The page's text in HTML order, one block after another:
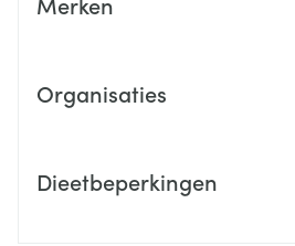
Organisaties
Dieetbeperkingen